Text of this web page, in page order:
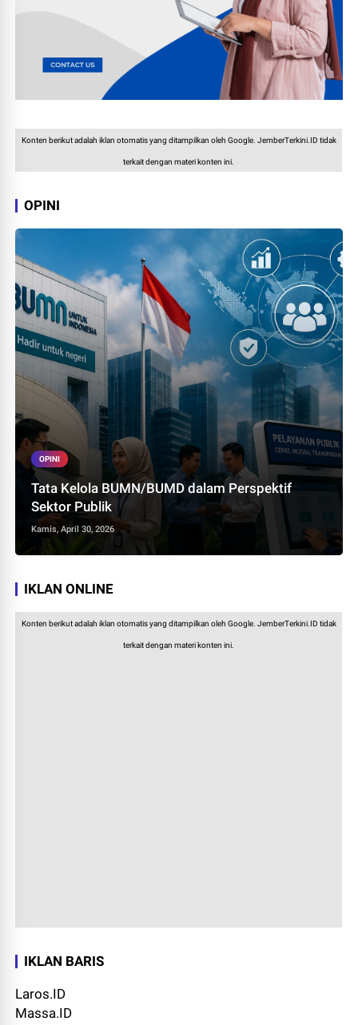
Konten berikut adalah iklan otomatis yang ditampilkan oleh Google. JemberTerkini.ID tidak
terkait dengan materi konten ini.
OPINI
OPINI
Tata Kelola BUMN/BUMD dalam Perspektif
Sektor Publik
Kamis, April 30, 2026
IKLAN ONLINE
Konten berikut adalah iklan otomatis yang ditampilkan oleh Google. JemberTerkini.ID tidak
terkait dengan materi konten ini.
IKLAN BARIS
Laros.ID
Massa.ID